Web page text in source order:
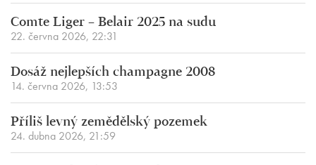
Comte Liger – Belair 2025 na sudu
22. června 2026, 22:31
Dosáž nejlepších champagne 2008
14. června 2026, 13:53
Příliš levný zemědělský pozemek
24. dubna 2026, 21:59